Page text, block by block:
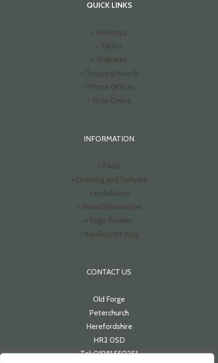
QUICK LINKS
> Worktops
> Tables
> Wallracks
> Chopping Boards
> Home Offices
> Shop Online
INFORMATION
> FAQs
> Ordering and Delivery
> Installation
> Wood Information
> Edge Profiles
> Bordercraft Blog
CONTACT US
Old Forge
Peterchurch
Herefordshire
HR2 0SD
Tel: 01981 550251